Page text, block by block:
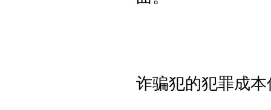
诈骗犯的犯罪成本